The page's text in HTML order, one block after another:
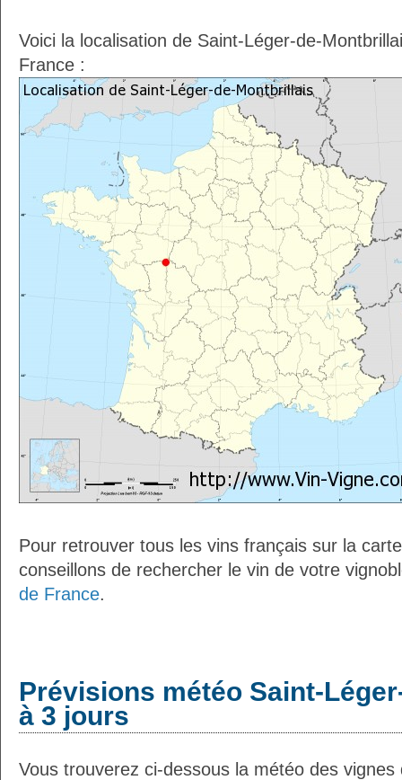
Voici la localisation de Saint-Léger-de-
France :
Pour retrouver tous les vins français sur la
conseillons de rechercher le vin de votre
de France.
Prévisions météo Saint-
à 3 jours
Vous trouverez ci-dessous la météo des